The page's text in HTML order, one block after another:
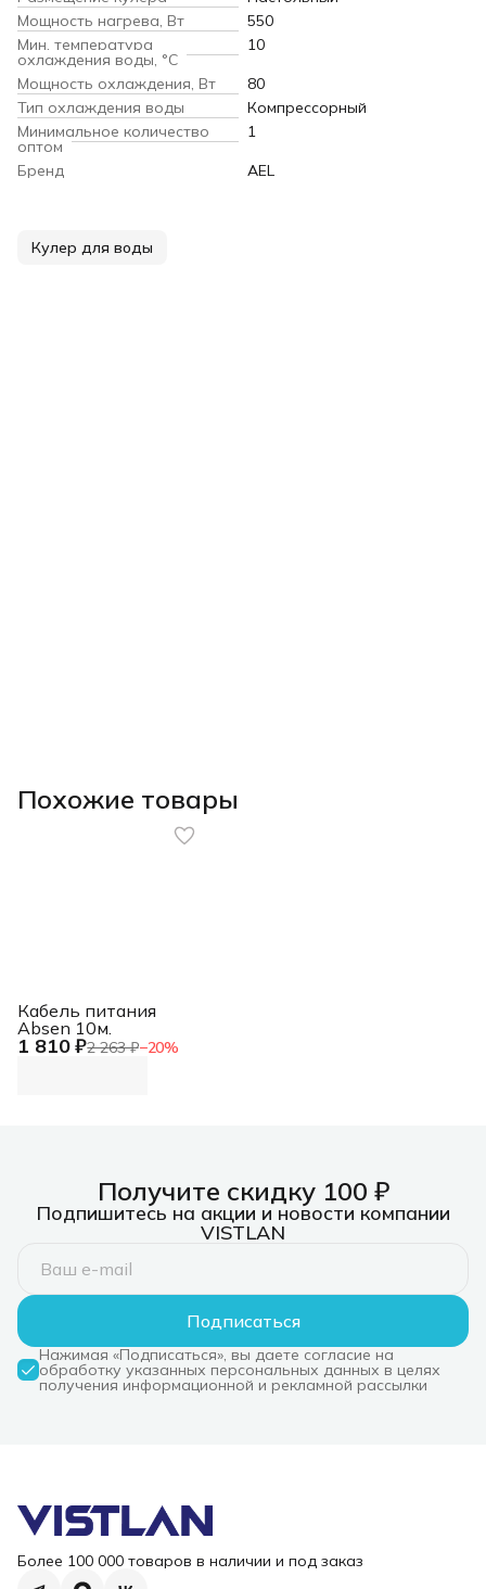
Мощность нагрева, Вт
550
Мин. температура
охлаждения воды, °С
10
Мощность охлаждения, Вт
80
Тип охлаждения воды
Компрессорный
Минимальное количество
оптом
1
Бренд
AEL
Кулер для воды
Похожие товары
1 810 ₽2 263 ₽−20%
Кабель питания
Absen 10м.
Получите скидку 100 ₽
Подпишитесь на акции и новости компании
VISTLAN
Подписаться
Нажимая «Подписаться», вы даете согласие на
обработку указанных персональных данных в целях
получения информационной и рекламной рассылки
Более 100 000 товаров в наличии и под заказ